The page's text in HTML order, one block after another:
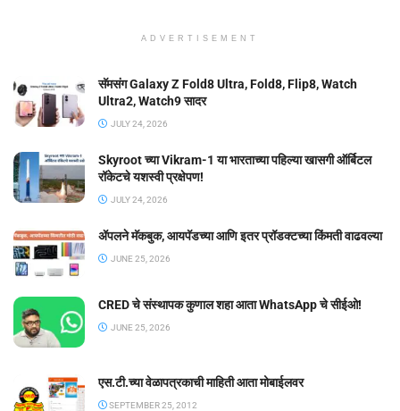
ADVERTISEMENT
सॅमसंग Galaxy Z Fold8 Ultra, Fold8, Flip8, Watch
Ultra2, Watch9 सादर
JULY 24, 2026
Skyroot च्या Vikram-1 या भारताच्या पहिल्या खासगी ऑर्बिटल
रॉकेटचे यशस्वी प्रक्षेपण!
JULY 24, 2026
ॲपलने मॅकबुक, आयपॅडच्या आणि इतर प्रॉडक्टच्या किंमती वाढवल्या
JUNE 25, 2026
CRED चे संस्थापक कुणाल शहा आता WhatsApp चे सीईओ!
JUNE 25, 2026
एस.टी.च्या वेळापत्रकाची माहिती आता मोबाईलवर
SEPTEMBER 25, 2012